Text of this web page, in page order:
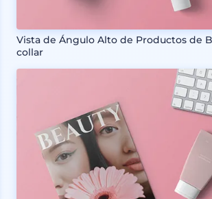
Vista de Ángulo Alto de Productos de
collar